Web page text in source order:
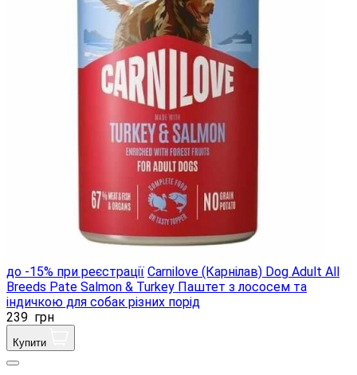
до -15% при реєстрації Carnilove (Карнілав) Dog Adult All
Breeds Pate Salmon & Turkey Паштет з лососем та
індичкою для собак різних порід
239 грн
Купити